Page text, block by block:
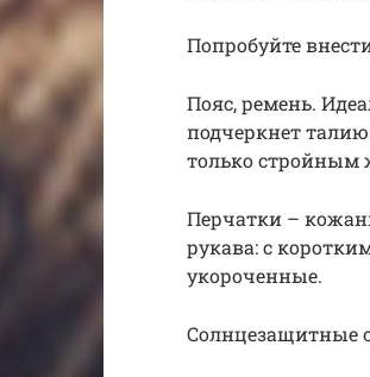
Попробуйте
Пояс, ремень.
подчеркнет
только
Перчатки –
рукава: с
укороченные.
Солнцезащитные